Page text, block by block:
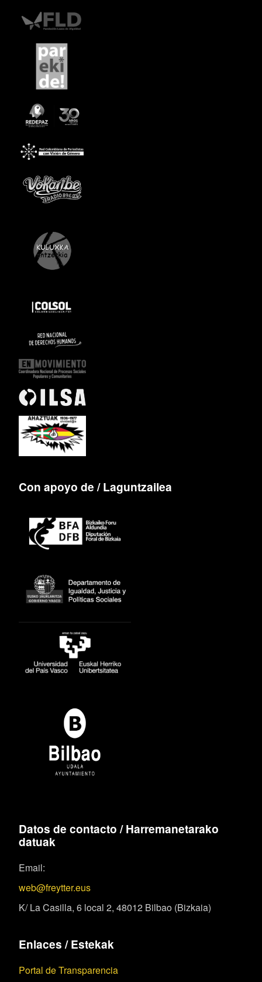
Con apoyo de / Laguntzailea
Datos de contacto / Harremanetarako
datuak
Email:
web@freytter.eus
K/ La Casilla, 6 local 2, 48012 Bilbao (Bizkaia)
Enlaces / Estekak
Portal de Transparencia